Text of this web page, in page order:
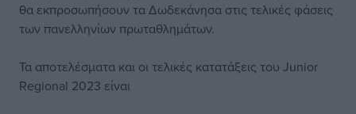
θα εκπροσωπήσουν τα Δωδεκάνησα στις τελικές φάσεις
των πανελληνίων πρωταθλημάτων.
Τα αποτελέσματα και οι τελικές κατατάξεις του Junior
Regional 2023 είναι